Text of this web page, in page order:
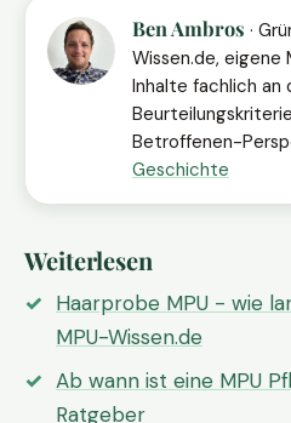
Ben Ambros ·
Wissen.de, eigene
Inhalte fachlich an
Betroffenen-
Geschichte
Weiterlesen
Haarprobe MPU - wie
MPU-Wissen.de
Ab wann ist eine MPU
Ratgeber